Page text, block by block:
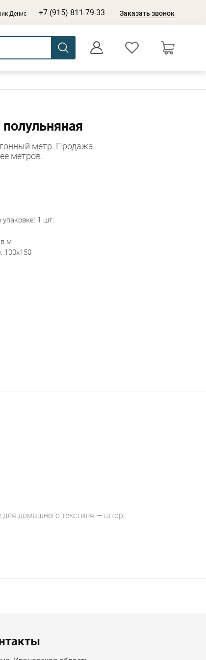
Денис +7 (915) 811-79-33 Заказать звонок
метр. Продажа
метров.
1 шт.
100х150
для домашнего текстиля — штор,